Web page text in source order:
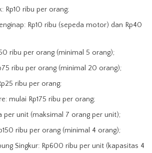
Rp10 ribu per orang;
Rp10 ribu (sepeda motor) dan Rp40
ribu per orang (minimal 5 orang);
ribu per orang (minimal 20 orang);
ribu per orang;
mulai Rp175 ribu per orang;
per unit (maksimal 7 orang per unit);
ribu per orang (minimal 4 orang);
Singkur: Rp600 ribu per unit (kapasitas 4